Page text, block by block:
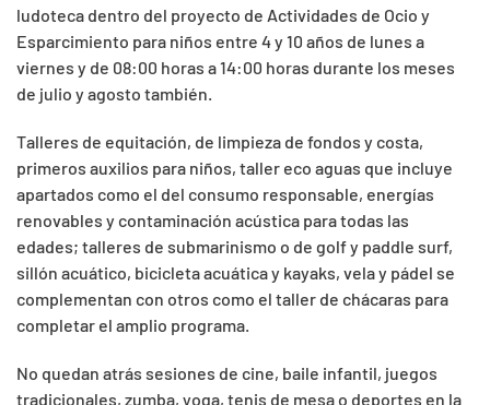
ludoteca dentro del proyecto de Actividades de Ocio y
Esparcimiento para niños entre 4 y 10 años de lunes a
viernes y de 08:00 horas a 14:00 horas durante los meses
de julio y agosto también.
Talleres de equitación, de limpieza de fondos y costa,
primeros auxilios para niños, taller eco aguas que incluye
apartados como el del consumo responsable, energías
renovables y contaminación acústica para todas las
edades; talleres de submarinismo o de golf y paddle surf,
sillón acuático, bicicleta acuática y kayaks, vela y pádel se
complementan con otros como el taller de chácaras para
completar el amplio programa.
No quedan atrás sesiones de cine, baile infantil, juegos
tradicionales, zumba, yoga, tenis de mesa o deportes en la